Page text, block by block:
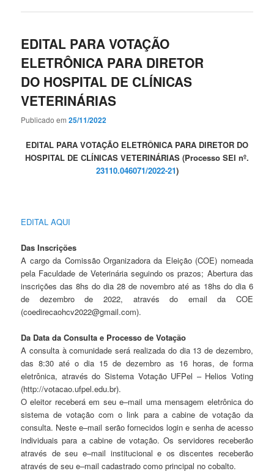
EDITAL PARA VOTAÇÃO
ELETRÔNICA PARA DIRETOR
DO HOSPITAL DE CLÍNICAS
VETERINÁRIAS
Publicado em25/11/2022
EDITAL PARA VOTAÇÃO ELETRÔNICA PARA DIRETOR DO
HOSPITAL DE CLÍNICAS VETERINÁRIAS (Processo SEI nº.
23110.046071/2022-21)
EDITAL AQUI
Das Inscrições
A cargo da Comissão Organizadora da Eleição (COE) nomeada
pela Faculdade de Veterinária seguindo os prazos; Abertura das
inscrições das 8hs do dia 28 de novembro até as 18hs do dia 6
de dezembro de 2022, através do email da COE
(coedirecaohcv2022@gmail.com).
Da Data da Consulta e Processo de Votação
A consulta à comunidade será realizada do dia 13 de dezembro,
das 8:30 até o dia 15 de dezembro as 16 horas, de forma
eletrônica, através do Sistema Votação UFPel – Helios Voting
(http://votacao.ufpel.edu.br).
O eleitor receberá em seu e–mail uma mensagem eletrônica do
sistema de votação com o link para a cabine de votação da
consulta. Neste e–mail serão fornecidos login e senha de acesso
individuais para a cabine de votação. Os servidores receberão
através de seu e–mail institucional e os discentes receberão
através de seu e–mail cadastrado como principal no cobalto.